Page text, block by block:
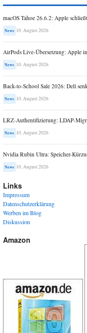
macOS Tahoe 26.6.2: Apple
News 10. August 2026
AirPods Live-Übersetzung: Apple
News 10. August 2026
Back-to-School Sale 2026: Dell
News 10. August 2026
LRZ-Authentifizierung: LDAP-
News 10. August 2026
Nvidia Rubin Ultra: Speicher-
News 10. August 2026
Links
Impressum
Datenschutzerklärung
Werben im Blog
Diskussion
Amazon